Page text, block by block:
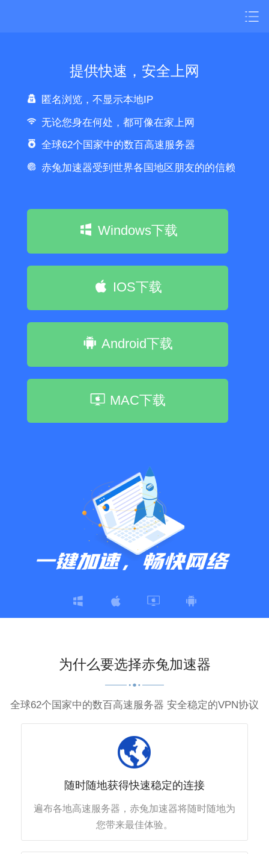
提供快速，安全上网
匿名浏览，不显示本地IP
无论您身在何处，都可像在家上网
全球62个国家中的数百高速服务器
赤兔加速器受到世界各国地区朋友的的信赖
Windows下载
IOS下载
Android下载
MAC下载
为什么要选择赤兔加速器
全球62个国家中的数百高速服务器 安全稳定的VPN协议
随时随地获得快速稳定的连接
遍布各地高速服务器，赤兔加速器将随时随地为
您带来最佳体验。